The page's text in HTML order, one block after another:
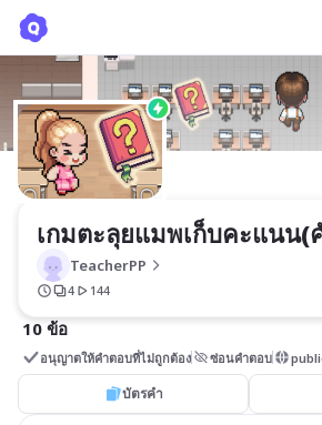
เกมตะลุยแมพเก็บคะแนน(
TeacherPP
4 144
10 ข้อ
อนุญาตให้คำตอบที่ไม่ถูกต้อง ซ่อนคำตอบ
บัตรคำ